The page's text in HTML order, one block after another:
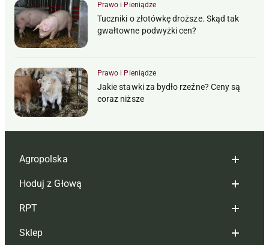
Prawo i Pieniądze
Tuczniki o złotówkę droższe. Skąd tak
gwałtowne podwyżki cen?
Prawo i Pieniądze
Jakie stawki za bydło rzeźne? Ceny są
coraz niższe
Agropolska
Redakcja
Reklama
Tagi
Hoduj z Głową
Hoduj z głową bydło
Hoduj z głową świnie
RPT
Redakcja
Sklep